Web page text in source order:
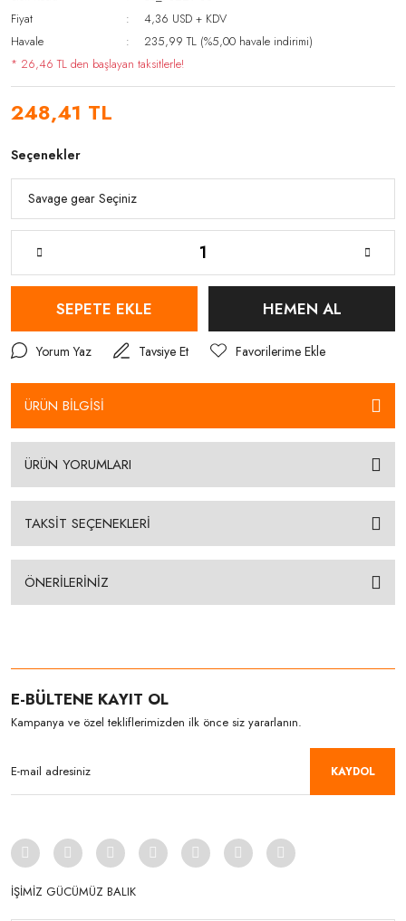
Fiyat
4,36 USD + KDV
Havale
235,99 TL (%5,00 havale indirimi)
* 26,46 TL den başlayan taksitlerle!
248,41 TL
Seçenekler
SEPETE EKLE HEMEN AL
Yorum Yaz Tavsiye Et
ÜRÜN BİLGİSİ
ÜRÜN YORUMLARI
TAKSİT SEÇENEKLERİ
ÖNERİLERİNİZ
E-BÜLTENE KAYIT OL
Kampanya ve özel tekliflerimizden ilk önce siz yararlanın.
KAYDOL
İŞİMİZ GÜCÜMÜZ BALIK